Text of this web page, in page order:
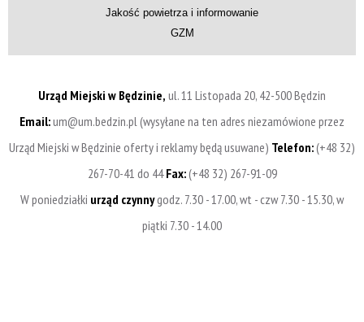
Jakość powietrza i informowanie
GZM
Urząd Miejski w Będzinie, ul. 11 Listopada 20, 42-500 Będzin
Email:um@um.bedzin.pl (wysyłane na ten adres niezamówione przez
Urząd Miejski w Będzinie oferty i reklamy będą usuwane) Telefon:(+48 32)
267-70-41 do 44Fax:(+48 32) 267-91-09
W poniedziałki urząd czynnygodz. 7.30 - 17.00, wt - czw 7.30 - 15.30, w
piątki 7.30 - 14.00